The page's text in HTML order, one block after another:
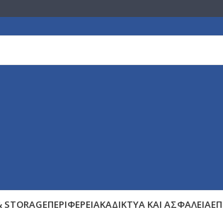
STORAGEΠΕΡΙΦΕΡΕΙΑΚΆΔΊΚΤΥΑ ΚΑΙ ΑΣΦΆΛΕΙΑ